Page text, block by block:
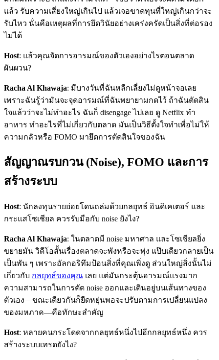
แล้ว รับความเสี่ยงใหญ่เกินไป แล้วเจอขาดทุนที่ใหญ่เกินกว่าจะ
รับไหว นั่นคือเหตุผลที่การยึดวินัยอย่างเคร่งครัดเป็นสิ่งที่ต่อรอง
ไม่ได้
Host: แล้วคุณจัดการอารมณ์ของตัวเองอย่างไรตอนตลาด
ผันผวน?
Racha Al Khawaja: มีบางวันที่ฉันหลีกเลี่ยงไม่ดูหน้าจอเลย
เพราะฉันรู้ว่ามันจะจุดอารมณ์ที่ฉันพยายามกดไว้ ถ้าฉันตัดสิน
ใจแล้วว่าจะไม่ทำอะไร ฉันก็ disengage ไปเลย ดู Netflix ทำ
อาหาร ทำอะไรที่ไม่เกี่ยวกับตลาด มันเป็นวิธีตั้งใจทำเพื่อไม่ให้
ความกลัวหรือ FOMO มายึดการตัดสินใจของฉัน
สัญญาณรบกวน (Noise), FOMO และการ
สร้างระบบ
Host: นักลงทุนรายย่อยโดนถล่มด้วยกลยุทธ์ อินดิเคเตอร์ และ
กระแสโซเชียล ควรรับมือกับ noise ยังไง?
Racha Al Khawaja: ในตลาดมี noise มหาศาล และโซเชียลยิ่ง
ขยายมัน วิดีโอสั้นเรื่องตลาดจะพังหรือจะพุ่ง แป๊บเดียวกลายเป็น
เป็นพัน ๆ เพราะอัลกอริทึมป้อนสิ่งที่คุณเพิ่งดู ส่วนใหญ่สิ่งนั้นไม่
เกี่ยวกับ กลยุทธ์ของคุณ เลย แต่มันกระตุ้นอารมณ์แรงมาก
ความสามารถในการตัด noise ออกและเดินอยู่บนเส้นทางของ
ตัวเอง—ขณะเดียวกันก็ยืดหยุ่นพอจะปรับตามการเปลี่ยนแปลง
ของมหภาค—คือทักษะสำคัญ
Host: หลายคนกระโดดจากกลยุทธ์หนึ่งไปอีกกลยุทธ์หนึ่ง ควร
สร้างระบบเทรดยังไง?